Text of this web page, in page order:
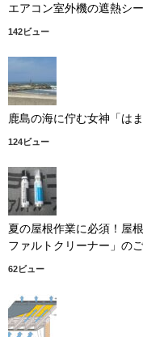
エアコン室外機の遮熱シ
142ビュー
鹿島の海に佇む女神「は
124ビュー
夏の屋根作業に必須！屋
ファルトクリーナー」の
62ビュー